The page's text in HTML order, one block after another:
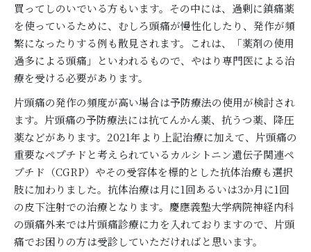
買ってしのいでいる方もいます。その中には、過剰に鎮痛薬
を使っているために、むしろ頭痛が慢性化したり、発作が頻
繁になったりする例も散見されます。これは、「薬剤の使用
過多による頭痛」といわれるもので、やはり専門医による治
療を受ける必要があります。
片頭痛の発作の頻度が高い場合は予防療法の使用が検討され
ます。片頭痛の予防療法には抗てんかん薬、抗うつ薬、降圧
薬などがあります。2021年より上記治療に加えて、片頭痛の
重要なペプチドと考えられているカルシトニン遺伝子関連ペ
プチド（CGRP）やその受容体を標的とした抗体治療も選択
肢に加わりました。抗体治療は月に1回あるいは3か月に1回
の皮下注射での治療となります。慶應義塾大学病院神経内科
の頭痛外来では片頭痛診療に力を入れておりますので、片頭
痛でお困りの方は受診していただければと思います。